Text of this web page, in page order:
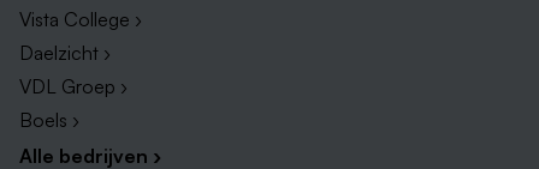
Vista College ›
Daelzicht ›
VDL Groep ›
Boels ›
Alle bedrijven ›